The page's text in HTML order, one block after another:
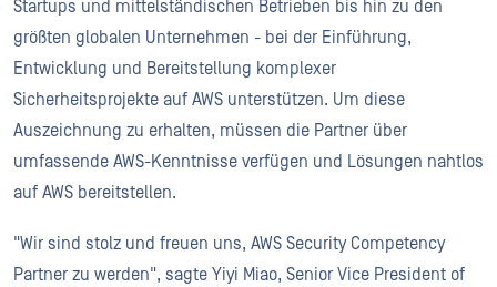
Startups und mittelständischen Betrieben bis hin zu den
größten globalen Unternehmen - bei der Einführung,
Entwicklung und Bereitstellung komplexer
Sicherheitsprojekte auf AWS unterstützen. Um diese
Auszeichnung zu erhalten, müssen die Partner über
umfassende AWS-Kenntnisse verfügen und Lösungen nahtlos
auf AWS bereitstellen.
"Wir sind stolz und freuen uns, AWS Security Competency
Partner zu werden", sagte Yiyi Miao, Senior Vice President of